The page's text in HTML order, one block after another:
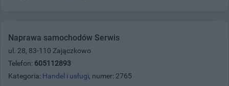
Naprawa samochodów Serwis
ul. 28, 83-110 Zajączkowo
Telefon: 605112893
Kategoria: Handel i usługi, numer: 2765